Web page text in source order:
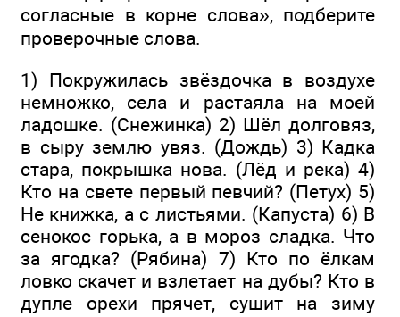
согласные в корне слова», подберите
проверочные слова.
1) Покружилась звёздочка в воздухе
немножко, села и растаяла на моей
ладошке. (Снежинка) 2) Шёл долговяз,
в сыру землю увяз. (Дождь) 3) Кадка
стара, покрышка нова. (Лёд и река) 4)
Кто на свете первый певчий? (Петух) 5)
Не книжка, а с листьями. (Капуста) 6) В
сенокос горька, а в мороз сладка. Что
за ягодка? (Рябина) 7) Кто по ёлкам
ловко скачет и взлетает на дубы? Кто в
дупле орехи прячет, сушит на зиму